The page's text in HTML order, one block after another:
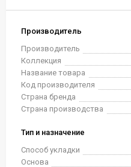
Производитель
Производитель
Коллекция
Название товара
Код производителя
Страна бренда
Страна производства
Тип и назначение
Способ укладки
Основа